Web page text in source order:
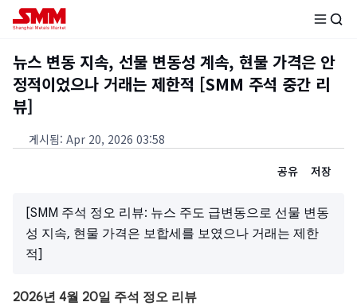
뉴스 변동 지속, 선물 변동성 계속, 현물 가격은 안
정적이었으나 거래는 제한적 [SMM 주석 중간 리
뷰]
게시됨: Apr 20, 2026 03:58
공유
저장
[SMM 주석 정오 리뷰: 뉴스 주도 급변동으로 선물 변동
성 지속, 현물 가격은 보합세를 보였으나 거래는 제한
적]
2026년 4월 20일 주석 정오 리뷰